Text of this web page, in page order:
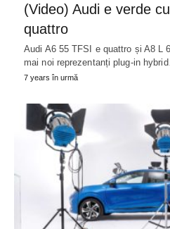
(Video) Audi e verde
quattro
Audi A6 55 TFSI e quattro și A8 L
mai noi reprezentanți plug-in
7 years în urmă